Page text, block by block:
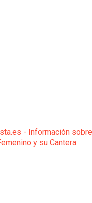
- Información sobre
y su Cantera